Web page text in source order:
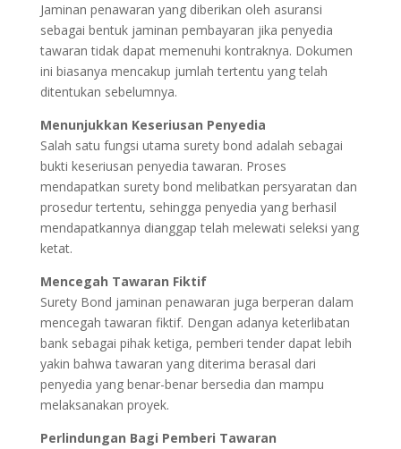
Jaminan penawaran yang diberikan oleh asuransi
sebagai bentuk jaminan pembayaran jika penyedia
tawaran tidak dapat memenuhi kontraknya. Dokumen
ini biasanya mencakup jumlah tertentu yang telah
ditentukan sebelumnya.
Menunjukkan Keseriusan Penyedia
Salah satu fungsi utama surety bond adalah sebagai
bukti keseriusan penyedia tawaran. Proses
mendapatkan surety bond melibatkan persyaratan dan
prosedur tertentu, sehingga penyedia yang berhasil
mendapatkannya dianggap telah melewati seleksi yang
ketat.
Mencegah Tawaran Fiktif
Surety Bond jaminan penawaran juga berperan dalam
mencegah tawaran fiktif. Dengan adanya keterlibatan
bank sebagai pihak ketiga, pemberi tender dapat lebih
yakin bahwa tawaran yang diterima berasal dari
penyedia yang benar-benar bersedia dan mampu
melaksanakan proyek.
Perlindungan Bagi Pemberi Tawaran